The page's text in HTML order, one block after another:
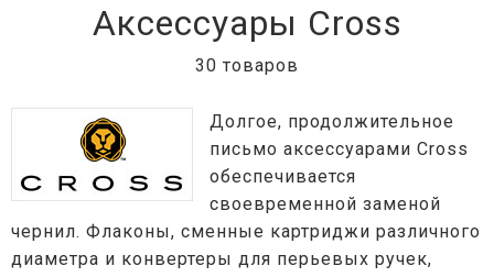
Аксессуары Cross
30 товаров
Долгое, продолжительное
письмо аксессуарами Cross
обеспечивается
своевременной заменой
чернил. Флаконы, сменные картриджи различного
диаметра и конвертеры для перьевых ручек,